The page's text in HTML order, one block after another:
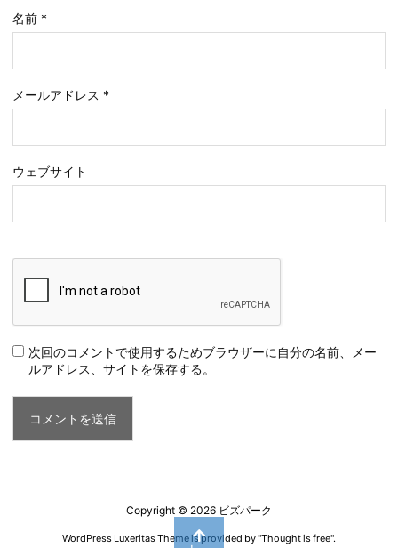
名前 *
メールアドレス *
ウェブサイト
次回のコメントで使用するためブラウザーに自分の名前、メー
ルアドレス、サイトを保存する。
Copyright © 2026 ビズパーク
WordPress Luxeritas Theme is provided by "Thought is free".